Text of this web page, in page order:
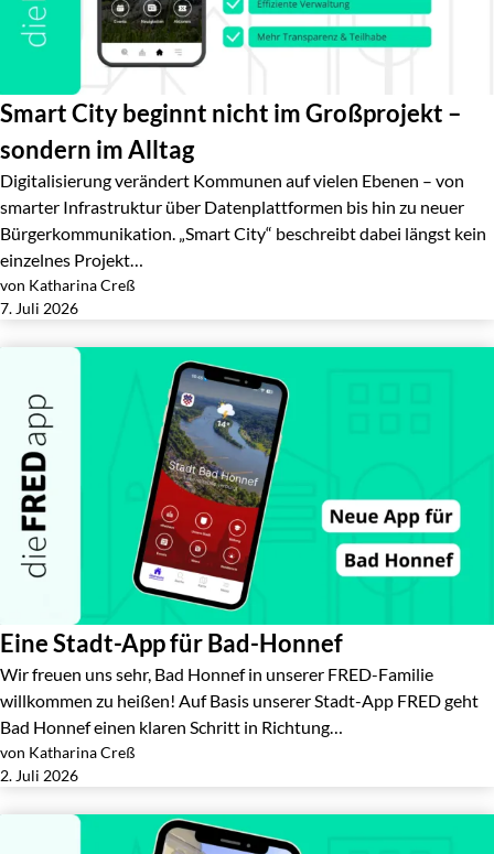
Smart City beginnt nicht im Großprojekt –
sondern im Alltag
Digitalisierung verändert Kommunen auf vielen Ebenen – von
smarter Infrastruktur über Datenplattformen bis hin zu neuer
Bürgerkommunikation. „Smart City“ beschreibt dabei längst kein
einzelnes Projekt…
von Katharina Creß
7. Juli 2026
Eine Stadt-App für Bad-Honnef
Wir freuen uns sehr, Bad Honnef in unserer FRED-Familie
willkommen zu heißen! Auf Basis unserer Stadt-App FRED geht
Bad Honnef einen klaren Schritt in Richtung…
von Katharina Creß
2. Juli 2026